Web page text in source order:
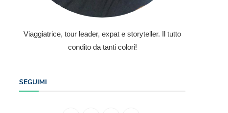
Viaggiatrice, tour leader, expat e storyteller. Il tutto
condito da tanti colori!
SEGUIMI